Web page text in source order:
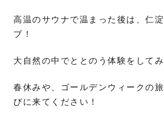
高温のサウナで温まった後は、仁
ブ！
大自然の中でととのう体験をして
春休みや、ゴールデンウィークの
びに来てください！